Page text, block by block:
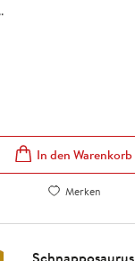
In den Warenkorb
Merken
Schnapposaurus